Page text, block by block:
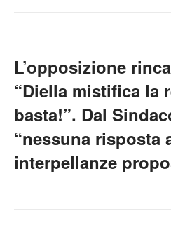
L’opposizione
“Diella mistifica la
basta!”. Dal
“nessuna risposta
interpellanze